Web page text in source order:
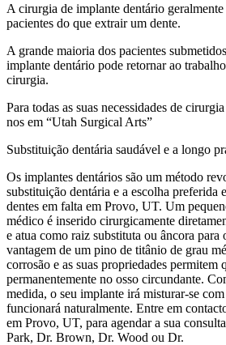
A cirurgia de implante dentário
pacientes do que extrair um dente.
A grande maioria dos pacientes
implante dentário pode retornar ao
cirurgia.
Para todas as suas necessidades de
nos em “Utah Surgical Arts”
Substituição dentária saudável e a longo
Os implantes dentários são um método
substituição dentária e a escolha preferida
dentes em falta em Provo, UT. Um
médico é inserido cirurgicamente
e atua como raiz substituta ou âncora para
vantagem de um pino de titânio de grau
corrosão e as suas propriedades permitem
permanentemente no osso circundante.
medida, o seu implante irá misturar-se
funcionará naturalmente. Entre em
em Provo, UT, para agendar a sua
Park, Dr. Brown, Dr. Wood ou Dr.